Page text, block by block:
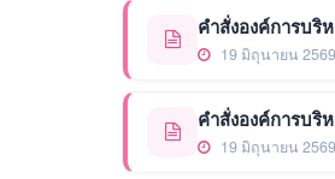
คำสั่งองค์การบริ
19 มิถุนายน 2569
คำสั่งองค์การบริ
19 มิถุนายน 2569